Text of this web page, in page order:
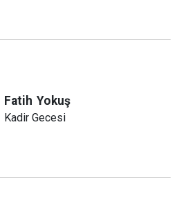
Fatih Yokuş
Kadir Gecesi